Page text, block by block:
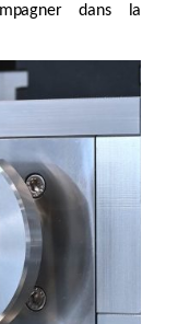
dans la